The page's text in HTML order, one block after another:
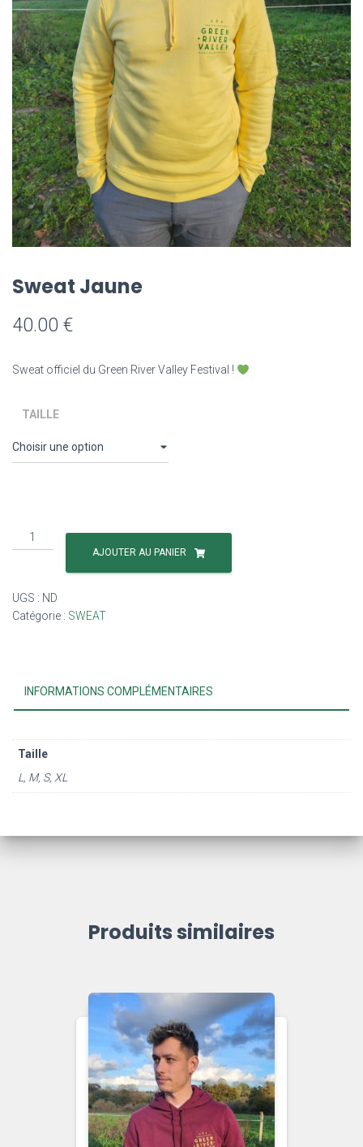
Sweat Jaune
40.00 €
Sweat officiel du Green River Valley Festival !
TAILLE
AJOUTER AU PANIER
UGS : ND
Catégorie : SWEAT
INFORMATIONS COMPLÉMENTAIRES
Taille
L, M, S, XL
Produits similaires